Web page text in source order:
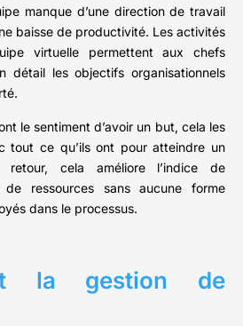
manque d’une direction de travail
baisse de productivité. Les activités
virtuelle permettent aux chefs
détail les objectifs organisationnels
le sentiment d’avoir un but, cela les
tout ce qu’ils ont pour atteindre un
retour, cela améliore l’indice de
ressources sans aucune forme
dans le processus.
la gestion de